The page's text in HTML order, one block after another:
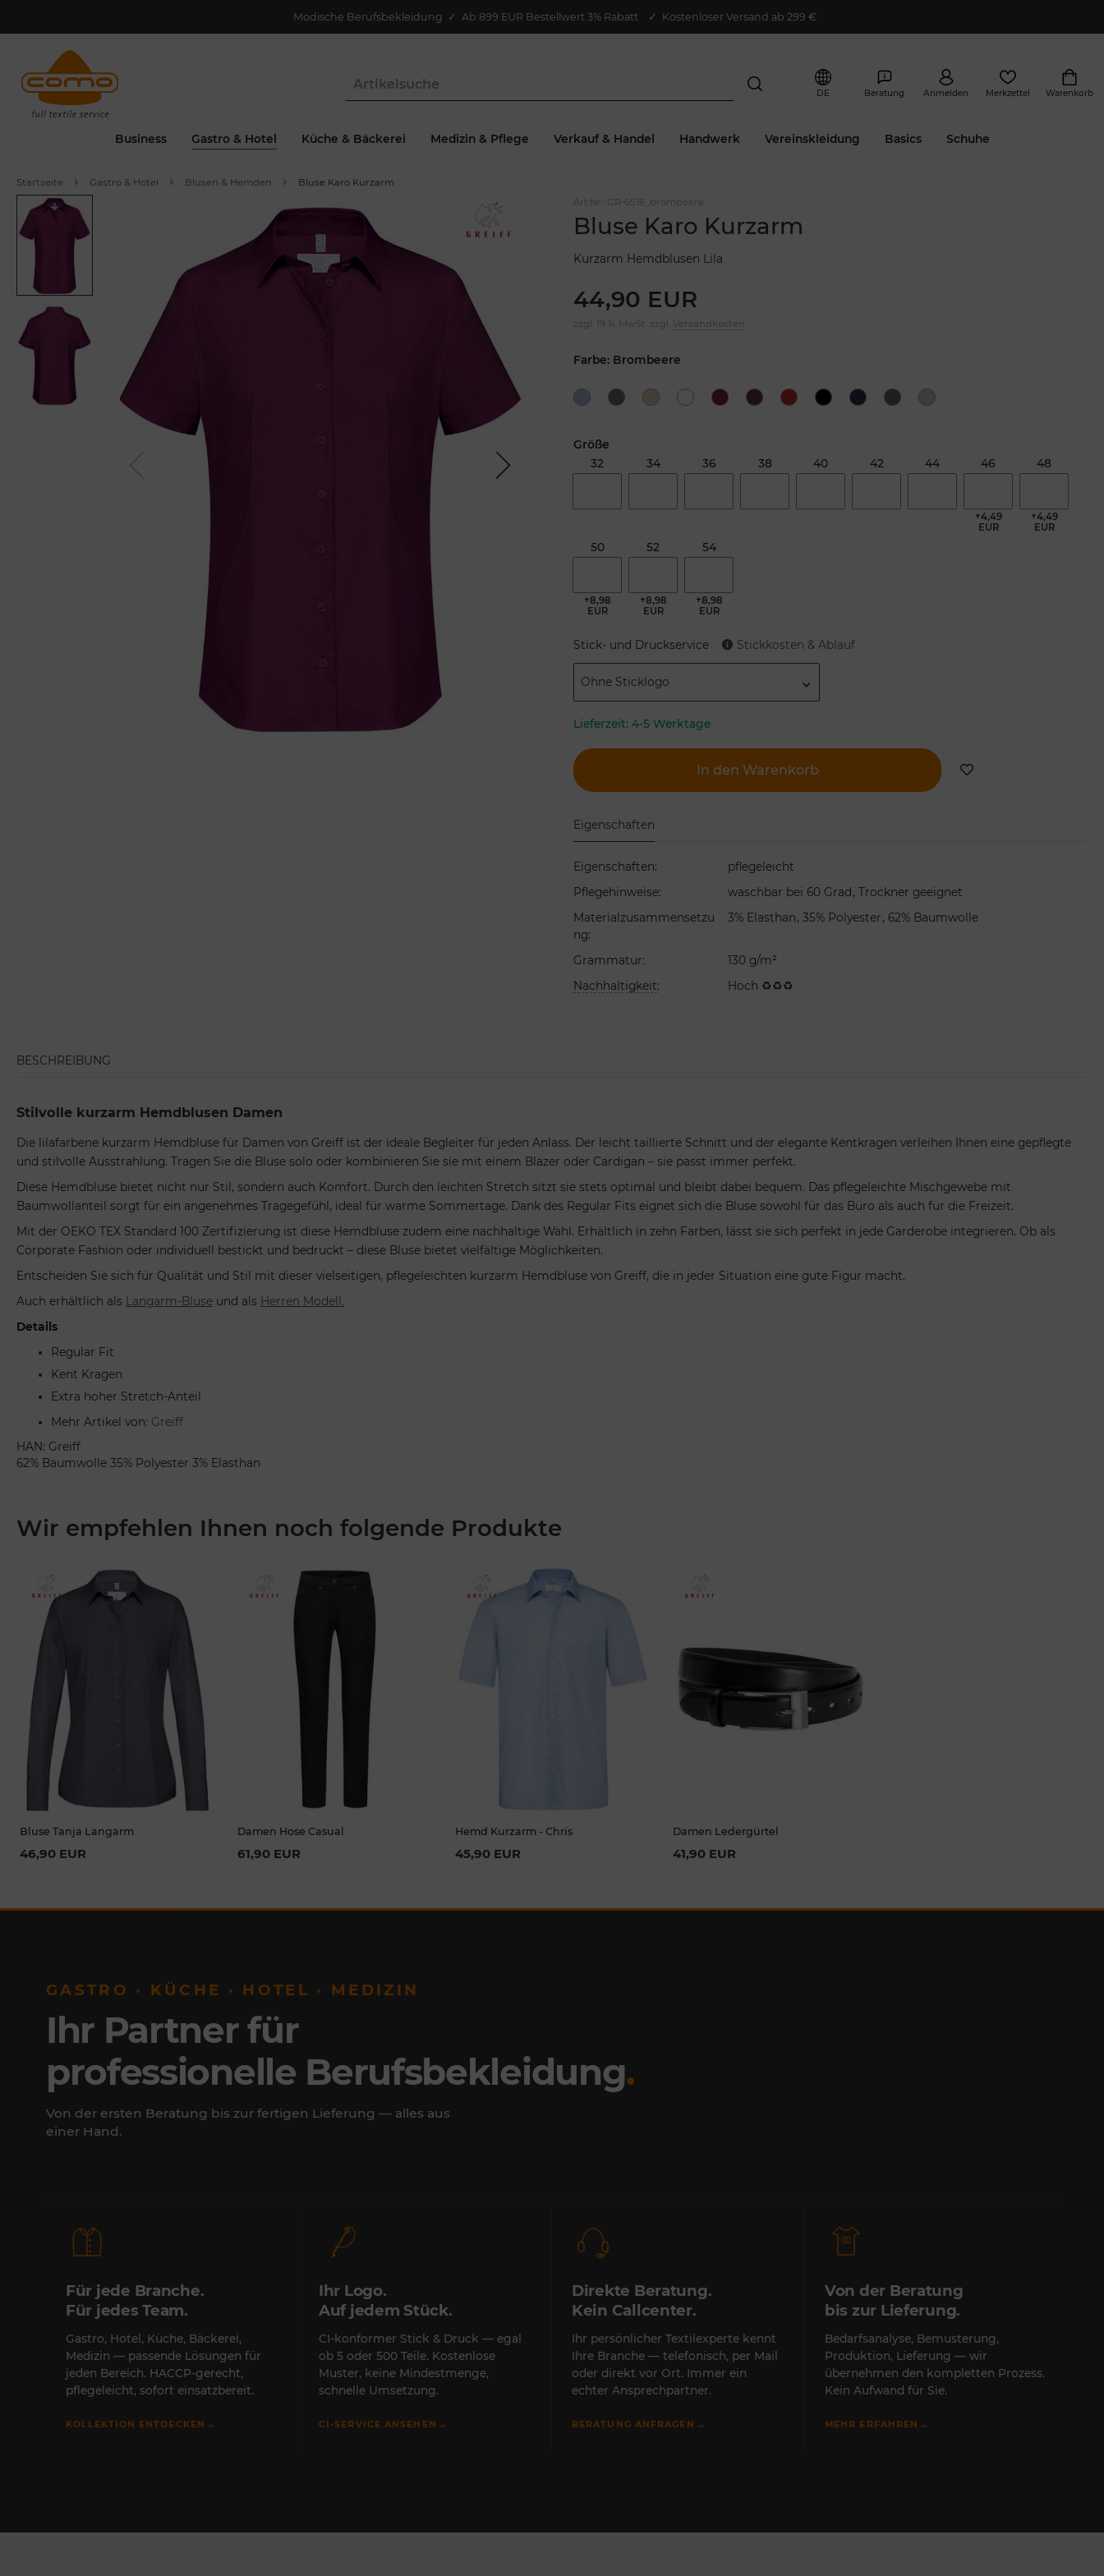
Modische Berufsbekleidung ✓ Ab 899 EUR Bestellwert 3% Rabatt ✓ Kostenloser Versand ab 299 €
Business Gastro & Hotel Küche & Bäckerei Medizin & Pflege Verkauf & Handel Handwerk Vereinskleidung Basics Schuhe
Beratung
DE Anmelden Merkzettel Warenkorb
Startseite Gastro & Hotel Blusen & Hemden Bluse Karo Kurzarm
Next
Art.Nr.: GR-6516_brombeere
Bluse Karo Kurzarm
Kurzarm Hemdblusen Lila
44,90 EUR
zzgl. 19 % MwSt. zzgl. Versandkosten
Farbe: Brombeere
Größe
32
34 36 38 40 42 44 46
+4,49
EUR
48
+4,49
EUR
50
+8,98
EUR
52
+8,98
EUR
54
+8,98
EUR
Stick- und Druckservice Stickkosten & Ablauf
Ohne Sticklogo
Lieferzeit:4-5 Werktage
In den Warenkorb
Eigenschaften
Eigenschaften:
pflegeleicht
Pflegehinweise: waschbar bei 60 Grad , Trockner geeignet
Materialzusammensetzu
ng:
3% Elasthan, 35% Polyester, 62% Baumwolle
Grammatur:
130 g/m²
Nachhaltigkeit: Hoch ♻♻♻
BESCHREIBUNG
Stilvolle kurzarm Hemdblusen Damen
Die lilafarbene kurzarm Hemdbluse für Damen von Greiff ist der ideale Begleiter für jeden Anlass. Der leicht taillierte Schnitt und der elegante Kentkragen verleihen Ihnen eine gepflegte
und stilvolle Ausstrahlung. Tragen Sie die Bluse solo oder kombinieren Sie sie mit einem Blazer oder Cardigan – sie passt immer perfekt.
Diese Hemdbluse bietet nicht nur Stil, sondern auch Komfort. Durch den leichten Stretch sitzt sie stets optimal und bleibt dabei bequem. Das pflegeleichte Mischgewebe mit
Baumwollanteil sorgt für ein angenehmes Tragegefühl, ideal für warme Sommertage. Dank des Regular Fits eignet sich die Bluse sowohl für das Büro als auch für die Freizeit.
Mit der OEKO TEX Standard 100 Zertifizierung ist diese Hemdbluse zudem eine nachhaltige Wahl. Erhältlich in zehn Farben, lässt sie sich perfekt in jede Garderobe integrieren. Ob als
Corporate Fashion oder individuell bestickt und bedruckt – diese Bluse bietet vielfältige Möglichkeiten.
Entscheiden Sie sich für Qualität und Stil mit dieser vielseitigen, pflegeleichten kurzarm Hemdbluse von Greiff, die in jeder Situation eine gute Figur macht.
Auch erhältlich als
Langarm-Bluse und als Herren Modell.
Details
Regular Fit
Kent Kragen
Extra hoher Stretch-Anteil
Mehr Artikel von: Greiff
HAN: Greiff
62% Baumwolle 35% Polyester 3% Elasthan
Wir empfehlen Ihnen noch folgende Produkte
Bluse Tanja Langarm
46,90 EUR
Damen Hose Casual
61,90 EUR
Hemd Kurzarm - Chris
45,90 EUR
Damen Ledergürtel
41,90 EUR
GASTRO · KÜCHE · HOTEL · MEDIZIN
Ihr Partner für
professionelle Berufsbekleidung.
Von der ersten Beratung bis zur fertigen Lieferung — alles aus
einer Hand.
Für jede Branche.
Für jedes Team.
Gastro, Hotel, Küche, Bäckerei,
Medizin — passende Lösungen für
jeden Bereich. HACCP-gerecht,
pflegeleicht, sofort einsatzbereit.
KOLLEKTION ENTDECKEN →
Ihr Logo.
Auf jedem Stück.
CI-konformer Stick & Druck — egal
ob 5 oder 500 Teile. Kostenlose
Muster, keine Mindestmenge,
schnelle Umsetzung.
CI-SERVICE ANSEHEN →
Direkte Beratung.
Kein Callcenter.
Ihr persönlicher Textilexperte kennt
Ihre Branche — telefonisch, per Mail
oder direkt vor Ort. Immer ein
echter Ansprechpartner.
BERATUNG ANFRAGEN →
Von der Beratung
bis zur Lieferung.
Bedarfsanalyse, Bemusterung,
Produktion, Lieferung — wir
übernehmen den kompletten Prozess.
Kein Aufwand für Sie.
MEHR ERFAHREN →